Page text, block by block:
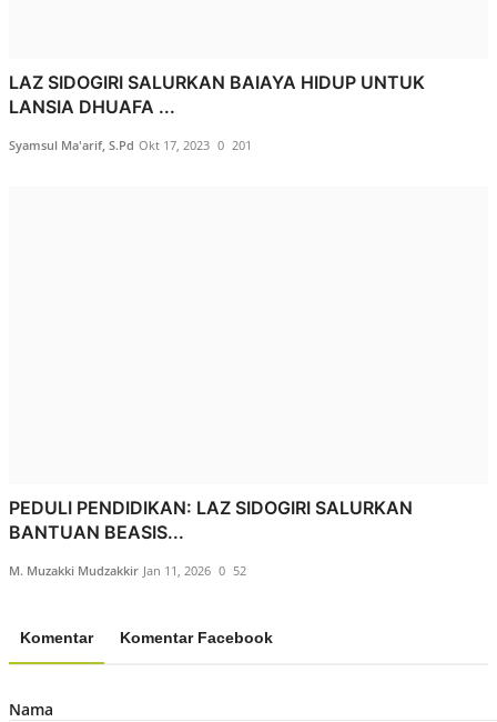
LAZ SIDOGIRI SALURKAN BAIAYA HIDUP UNTUK
LANSIA DHUAFA ...
Syamsul Ma'arif, S.Pd Okt 17, 2023 0 201
PEDULI PENDIDIKAN: LAZ SIDOGIRI SALURKAN
BANTUAN BEASIS...
M. Muzakki Mudzakkir Jan 11, 2026 0 52
Komentar Komentar Facebook
Nama